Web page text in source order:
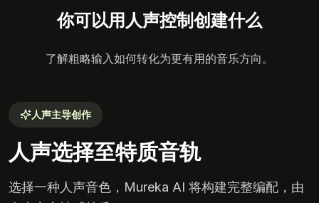
你可以用人声控制创建什么
了解粗略输入如何转化为更有用的音乐方向。
人声主导创作
人声选择至特质音轨
选择一种人声音色，Mureka AI 将构建完整编配，由